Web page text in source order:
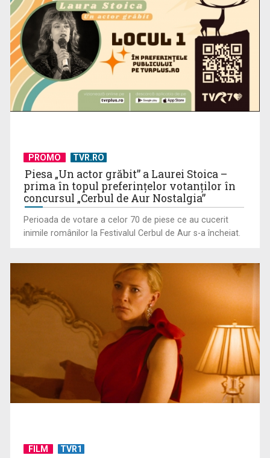
UNTOLD ONE, la Cluj-Napoca | VIDEO
Telespectatorii TVR 2 văd comedia „Divorţ din dragoste”, cu
Horaţiu Mălăele ...
David Popovici atacă o performanţă istorică la Europene. În
PROMO TVR.RO
Piesa „Un actor grăbit” a Laurei Stoica –
prima în topul preferinţelor votanţilor în
concursul „Cerbul de Aur Nostalgia”
Perioada de votare a celor 70 de piese ce au cucerit
inimile românilor la Festivalul Cerbul de Aur s-a încheiat.
FILM TVR1